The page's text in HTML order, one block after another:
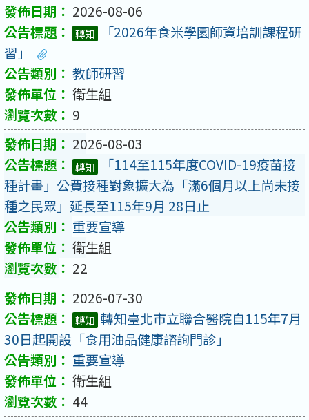
2026-08-06
轉知
「2026年食米學園師資培訓課程研
習」
教師研習
衛生組
9
2026-08-03
轉知
「114至115年度COVID-19疫苗接
種計畫」公費接種對象擴大為「滿6個月以上尚未接
種之民眾」延長至115年9月 28日止
重要宣導
衛生組
22
2026-07-30
轉知 轉知臺北市立聯合醫院自115年7月
30日起開設「食用油品健康諮詢門診」
重要宣導
衛生組
44